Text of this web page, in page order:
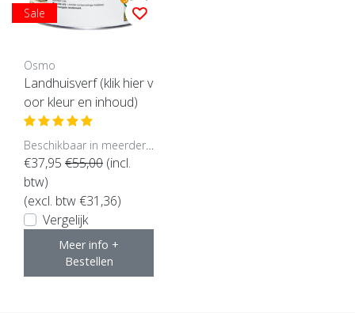
Sale
Osmo
Landhuisverf (klik hier v
oor kleur en inhoud)
€37,95 €55,00 (incl.
btw)
(excl. btw €31,36)
Vergelijk
Meer info +
Bestellen